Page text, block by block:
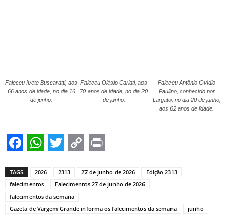
Faleceu Ivete Buscaratti, aos
66 anos de idade, no dia 16
de junho.
Faleceu Olésio Cariati, aos
70 anos de idade, no dia 20
de junho.
Faleceu Antônio Ovídio
Paulino, conhecido por
Largato, no dia 20 de junho,
aos 62 anos de idade.
Link
TAGS 2026 2313 27 de junho de 2026
Edição 2313
falecimentos
Falecimentos 27 de junho de 2026
falecimentos da semana
Gazeta de Vargem Grande informa os falecimentos da semana
junho